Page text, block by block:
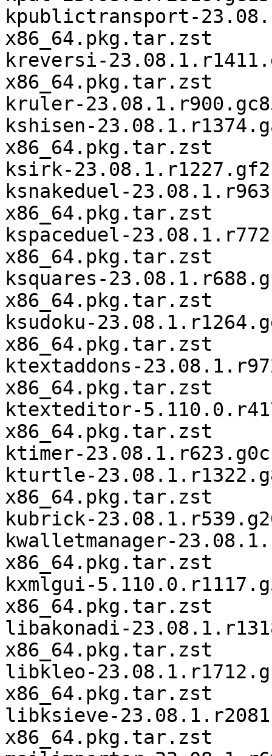
kpublictransport-
x86_64.pkg.tar.zst
kreversi-
x86_64.pkg.tar.zst
kruler-
kshisen-
x86_64.pkg.tar.zst
ksirk-
ksnakeduel-
x86_64.pkg.tar.zst
kspaceduel-
x86_64.pkg.tar.zst
ksquares-
x86_64.pkg.tar.zst
ksudoku-
x86_64.pkg.tar.zst
ktextaddons-
x86_64.pkg.tar.zst
ktexteditor-
x86_64.pkg.tar.zst
ktimer-
kturtle-
x86_64.pkg.tar.zst
kubrick-
kwalletmanager-
x86_64.pkg.tar.zst
kxmlgui-
x86_64.pkg.tar.zst
libakonadi-
x86_64.pkg.tar.zst
libkleo-
x86_64.pkg.tar.zst
libksieve-
x86_64.pkg.tar.zst